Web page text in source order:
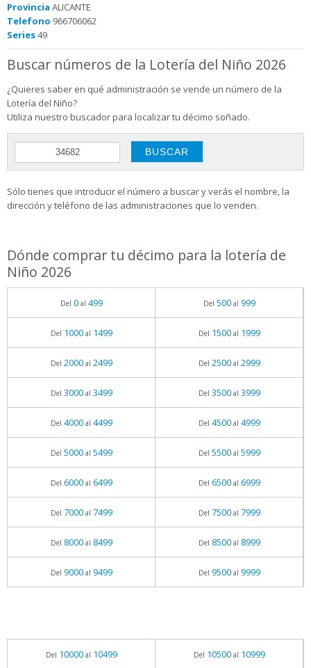
Provincia ALICANTE
Telefono 966706062
Series49
Buscar números de la Lotería del Niño 2026
¿Quieres saber en qué administración se vende un número de la
Lotería del Niño?
Utiliza nuestro buscador para localizar tu décimo soñado.
Sólo tienes que introducir el número a buscar y verás el nombre, la
dirección y teléfono de las administraciones que lo venden.
Dónde comprar tu décimo para la lotería de
Niño 2026
Del 0al 499 Del 500al 999
Del 1000al 1499 Del 1500al 1999
Del 2000al 2499 Del 2500al 2999
Del 3000al 3499 Del 3500al 3999
Del 4000al 4499 Del 4500al 4999
Del 5000al 5499 Del 5500al 5999
Del 6000al 6499 Del 6500al 6999
Del 7000al 7499 Del 7500al 7999
Del 8000al 8499 Del 8500al 8999
Del 9000al 9499 Del 9500al 9999
Del 10000al 10499 Del 10500al 10999